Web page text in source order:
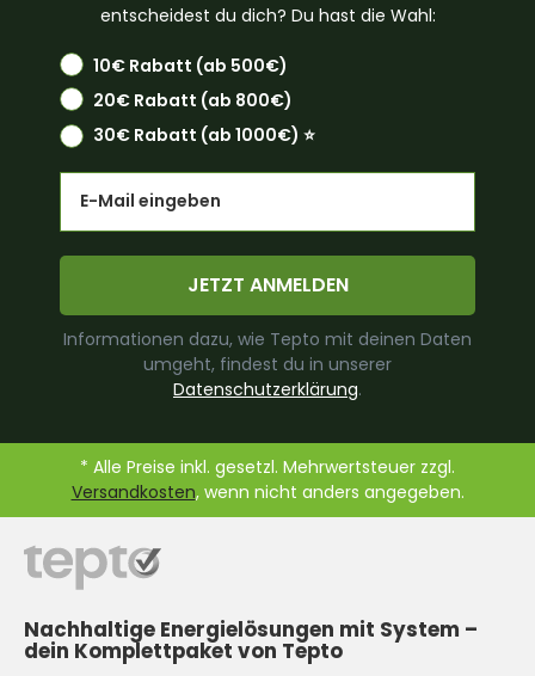
entscheidest du dich? Du hast die Wahl:
10€ Rabatt (ab 500€)
20€ Rabatt (ab 800€)
30€ Rabatt (ab 1000€) ⭐️
JETZT ANMELDEN
Informationen dazu, wie Tepto mit deinen Daten
umgeht, findest du in unserer
Datenschutzerklärung.
* Alle Preise inkl. gesetzl. Mehrwertsteuer zzgl.
Versandkosten, wenn nicht anders angegeben.
Nachhaltige Energielösungen mit System –
dein Komplettpaket von Tepto